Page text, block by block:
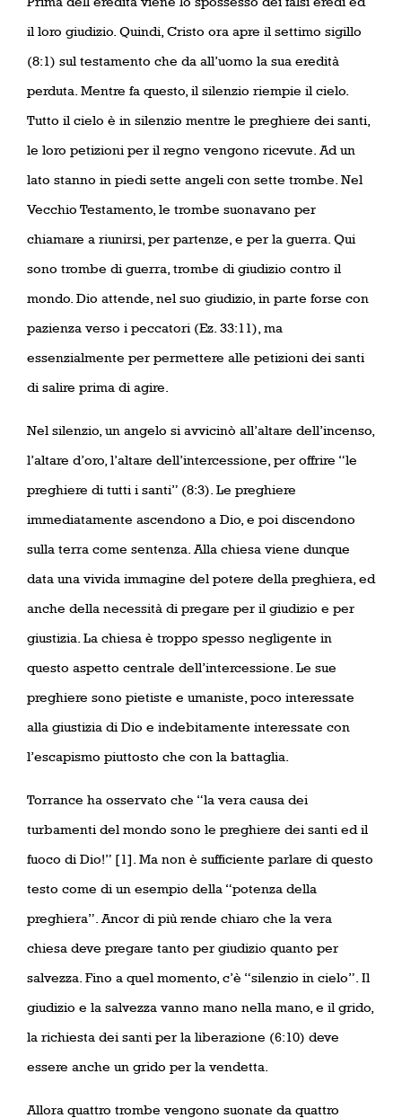
il loro giudizio. Quindi, Cristo ora apre il settimo sigillo
(8:1) sul testamento che da all’uomo la sua eredità
perduta. Mentre fa questo, il silenzio riempie il cielo.
Tutto il cielo è in silenzio mentre le preghiere dei santi,
le loro petizioni per il regno vengono ricevute. Ad un
lato stanno in piedi sette angeli con sette trombe. Nel
Vecchio Testamento, le trombe suonavano per
chiamare a riunirsi, per partenze, e per la guerra. Qui
sono trombe di guerra, trombe di giudizio contro il
mondo. Dio attende, nel suo giudizio, in parte forse con
pazienza verso i peccatori (Ez. 33:11), ma
essenzialmente per permettere alle petizioni dei santi
di salire prima di agire.
Nel silenzio, un angelo si avvicinò all’altare dell’incenso,
l’altare d’oro, l’altare dell’intercessione, per offrire “le
preghiere di tutti i santi” (8:3). Le preghiere
immediatamente ascendono a Dio, e poi discendono
sulla terra come sentenza. Alla chiesa viene dunque
data una vivida immagine del potere della preghiera, ed
anche della necessità di pregare per il giudizio e per
giustizia. La chiesa è troppo spesso negligente in
questo aspetto centrale dell’intercessione. Le sue
preghiere sono pietiste e umaniste, poco interessate
alla giustizia di Dio e indebitamente interessate con
l’escapismo piuttosto che con la battaglia.
Torrance ha osservato che “la vera causa dei
turbamenti del mondo sono le preghiere dei santi ed il
fuoco di Dio!” [1]. Ma non è sufficiente parlare di questo
testo come di un esempio della “potenza della
preghiera”. Ancor di più rende chiaro che la vera
chiesa deve pregare tanto per giudizio quanto per
salvezza. Fino a quel momento, c’è “silenzio in cielo”. Il
giudizio e la salvezza vanno mano nella mano, e il grido,
la richiesta dei santi per la liberazione (6:10) deve
essere anche un grido per la vendetta.
Allora quattro trombe vengono suonate da quattro